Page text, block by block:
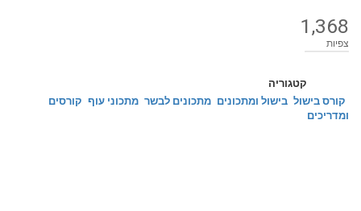
1,368
צפיות
קטגוריה
קורס בישול בישול ומתכונים מתכונים לבשר מתכוני עוף קורסים
ומדריכים